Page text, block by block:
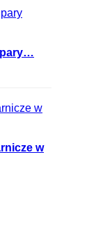
pary…
w